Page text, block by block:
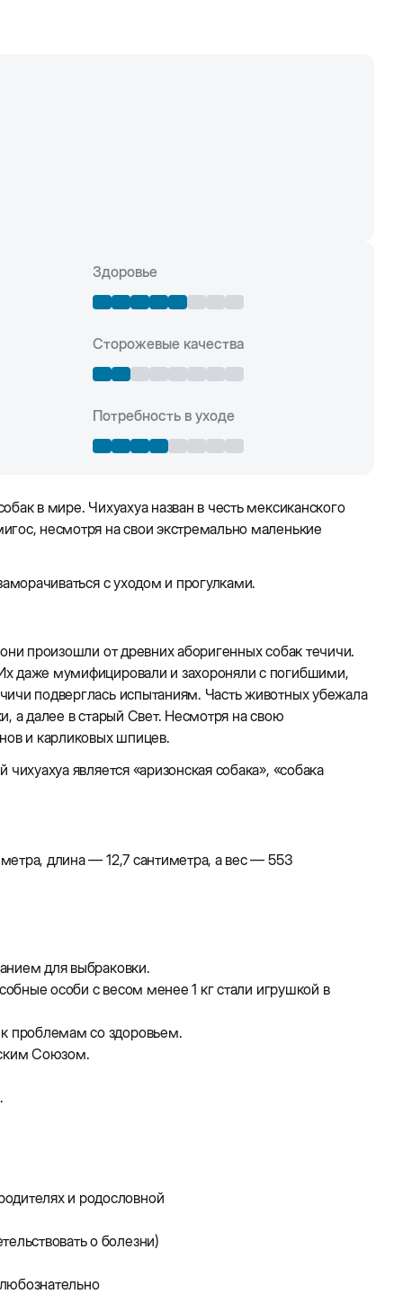
Здоровье
Сторожевые качества
Потребность в уходе
в мире. Чихуахуа назван в честь мексиканского
несмотря на свои экстремально маленькие
с уходом и прогулками.
произошли от древних аборигенных собак течичи.
даже мумифицировали и захороняли с погибшими,
подверглась испытаниям. Часть животных убежала
а далее в старый Свет. Несмотря на свою
и карликовых шпицев.
является «аризонская собака», «собака
длина — 12,7 сантиметра, а вес — 553
для выбраковки.
особи с весом менее 1 кг стали игрушкой в
проблемам со здоровьем.
Союзом.
и родословной
о болезни)